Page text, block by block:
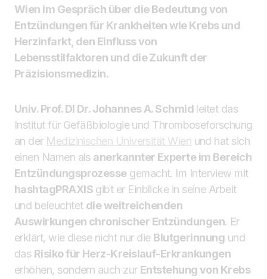
Wien im Gespräch über die Bedeutung von
Entzündungen für Krankheiten wie Krebs und
Herzinfarkt, den Einfluss von
Lebensstilfaktoren und die Zukunft der
Präzisionsmedizin.
Univ. Prof. DI Dr. Johannes A. Schmid leitet das
Institut für Gefäßbiologie und Thromboseforschung
an der Medizinischen Universität Wien und hat sich
einen Namen als anerkannter Experte im Bereich
Entzündungsprozessegemacht. Im Interview mit
hashtagPRAXISgibt er Einblicke in seine Arbeit
und beleuchtet die weitreichenden
Auswirkungen chronischer Entzündungen. Er
erklärt, wie diese nicht nur die Blutgerinnung und
das Risiko für Herz-Kreislauf-Erkrankungen
erhöhen, sondern auch zur Entstehung von Krebs